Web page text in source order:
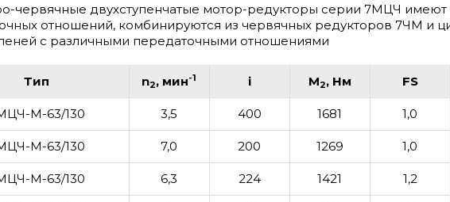
червячные двухступенчатые мотор-редукторы серии 7МЦЧ имеют
отношений, комбинируются из червячных редукторов 7ЧМ и
с различными передаточными отношениями
Тип n2, мин-1 i M2, Нм FS
М-63/130 3,5 400 1681 1,0
М-63/130 7,0 200 1269 1,0
М-63/130
6,3 224 1421 1,2